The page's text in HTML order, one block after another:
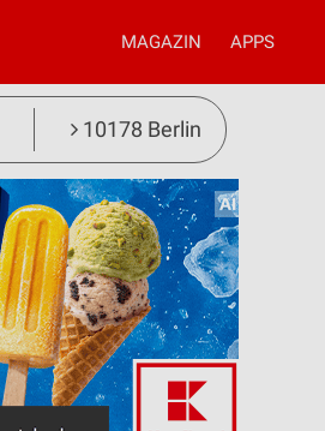
MAGAZIN APPS
10178 Berlin